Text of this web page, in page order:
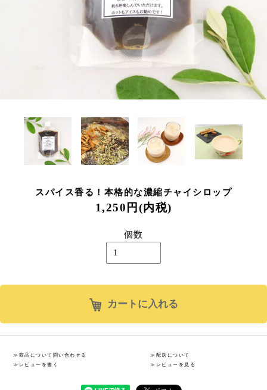
スパイス香る！本格的な濃縮チャイシロップ
1,250円(内税)
個数
カートに入れる
≫商品について問い合わせる
≫レビューを書く
≫配送について
≫レビューを見る